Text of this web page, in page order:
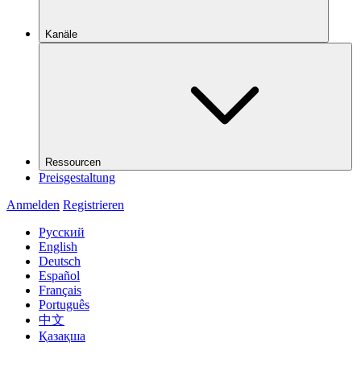
Kanäle
Ressourcen
Preisgestaltung
Anmelden Registrieren
Русский
English
Deutsch
Español
Français
Português
中文
Қазақша